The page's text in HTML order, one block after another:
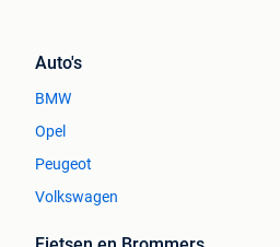
Auto's
BMW
Opel
Peugeot
Volkswagen